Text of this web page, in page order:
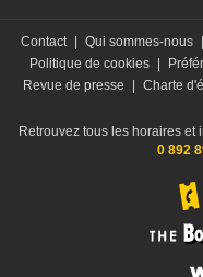
Contact Qui sommes-nous
Politique de cookies
Revue de presse
Charte
Retrouvez tous les horaires et
0 892